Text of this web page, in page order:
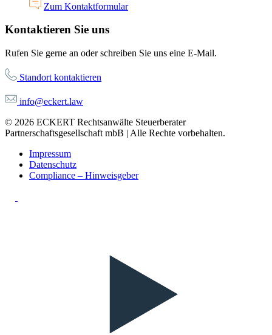
Zum Kontaktformular
Kontaktieren Sie uns
Rufen Sie gerne an oder schreiben Sie uns eine E-Mail.
Standort kontaktieren
info@eckert.law
© 2026 ECKERT Rechtsanwälte Steuerberater
Partnerschaftsgesellschaft mbB | Alle Rechte vorbehalten.
Impressum
Datenschutz
Compliance – Hinweisgeber